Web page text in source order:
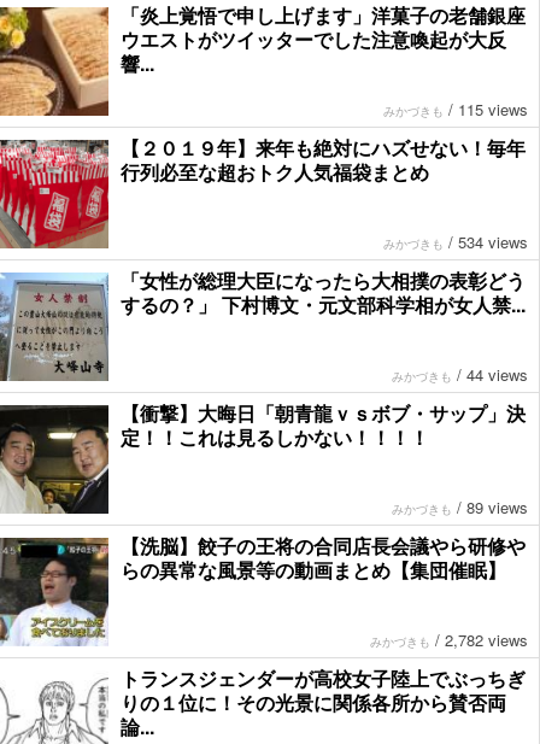
「炎上覚悟で申し上げます」洋菓子の老舗銀座
ウエストがツイッターでした注意喚起が大反
響...
みかづきも / 115 views
【２０１９年】来年も絶対にハズせない！毎年
行列必至な超おトク人気福袋まとめ
みかづきも / 534 views
「女性が総理大臣になったら大相撲の表彰どう
するの？」 下村博文・元文部科学相が女人禁...
みかづきも / 44 views
【衝撃】大晦日「朝青龍ｖｓボブ・サップ」決
定！！これは見るしかない！！！！
みかづきも / 89 views
【洗脳】餃子の王将の合同店長会議やら研修や
らの異常な風景等の動画まとめ【集団催眠】
みかづきも / 2,782 views
トランスジェンダーが高校女子陸上でぶっちぎ
りの１位に！その光景に関係各所から賛否両
論...